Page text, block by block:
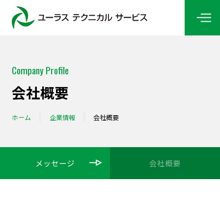
Company Profile
会社概要
ホーム 企業情報 会社概要
メッセージ 会社概要